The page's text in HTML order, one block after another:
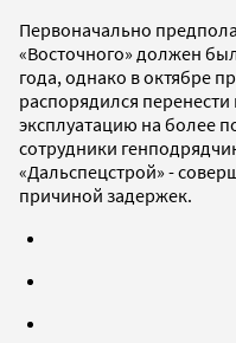
Первоначально
«Восточного» должен
года, однако в октябре
распорядился
эксплуатацию на более
сотрудники
«Дальспецстрой» -
причиной задержек.